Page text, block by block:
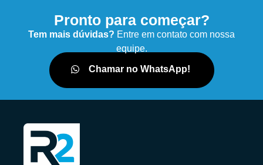
Pronto para começar?
Tem mais dúvidas? Entre em contato com nossa
equipe.
Chamar no WhatsApp!